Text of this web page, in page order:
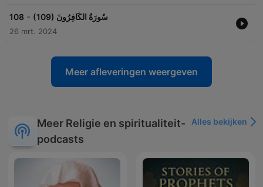
108 - (109) سُورَةُ الكَافِرُونَ
26 mrt. 2024
Meer afleveringen weergeven
Meer Religie en spiritualiteit-
podcasts
Alles bekijken